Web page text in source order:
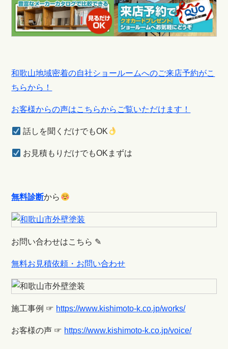
和歌山地域密着の自社ショールームへのご来店予約がこ
ちらから！
お客様からの声はこちらからご覧いただけます！
話しを聞くだけでもOK
お見積もりだけでもOKまずは
無料診断から
お問い合わせはこちら ✎
無料お見積依頼・お問い合わせ
施工事例 ☞ https://www.kishimoto-k.co.jp/works/
お客様の声 ☞ https://www.kishimoto-k.co.jp/voice/